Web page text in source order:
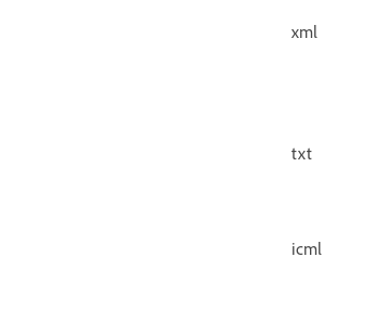
xml
txt
icml